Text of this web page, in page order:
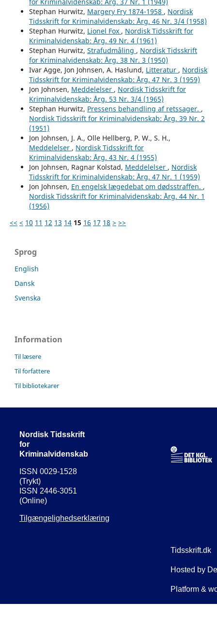
Stephan Hurwitz, Margery Fry 1874-1958 , Nordisk
Tidsskrift for Kriminalvidenskab: Årg. 46 Nr. 3/4 (1958)
Stephan Hurwitz, Lionel Fox , Nordisk Tidsskrift for
Kriminalvidenskab: Årg. 49 Nr. 4 (1961)
Stephan Hurwitz, Strafudmåling , Nordisk Tidsskrift
for Kriminalvidenskab: Årg. 38 Nr. 3 (1950)
Ivar Agge, Jon Johnsen, A. Haslund, Litteratur , Nordisk
Tidsskrift for Kriminalvidenskab: Årg. 47 Nr. 3 (1959)
Jon Johnsen, Meddelelser , Nordisk Tidsskrift for
Kriminalvidenskab: Årg. 53 Nr. 3/4 (1965)
Stephan Hurwitz, Pressens behandling af retssager. ,
Nordisk Tidsskrift for Kriminalvidenskab: Årg. 39 Nr. 2
(1951)
Jon Johnsen, J. A., Olle Hellberg, P. W., S. H.,
Meddelelser , Nordisk Tidsskrift for
Kriminalvidenskab: Årg. 43 Nr. 4 (1955)
Jon Johnsen, Ragnar Kolstad, Meddelelser , Nordisk
Tidsskrift for Kriminalvidenskab: Årg. 47 Nr. 1 (1959)
Jon Johnsen, En engelsk lægedebat om dødsstraffen. ,
Nordisk Tidsskrift for Kriminalvidenskab: Årg. 44 Nr. 1
(1956)
<< < 10 11 12 13 14 15 16 17 18 > >>
Sprog
English
Dansk
Svenska
Information
Til læsere
Til forfattere
Til bibliotekarer
Nordisk Tidsskrift
for
Kriminalvidenskab
ISSN 0029-1528
(Trykt)
ISSN 2446-3051
(Online)
Tilgængelighedserklæring